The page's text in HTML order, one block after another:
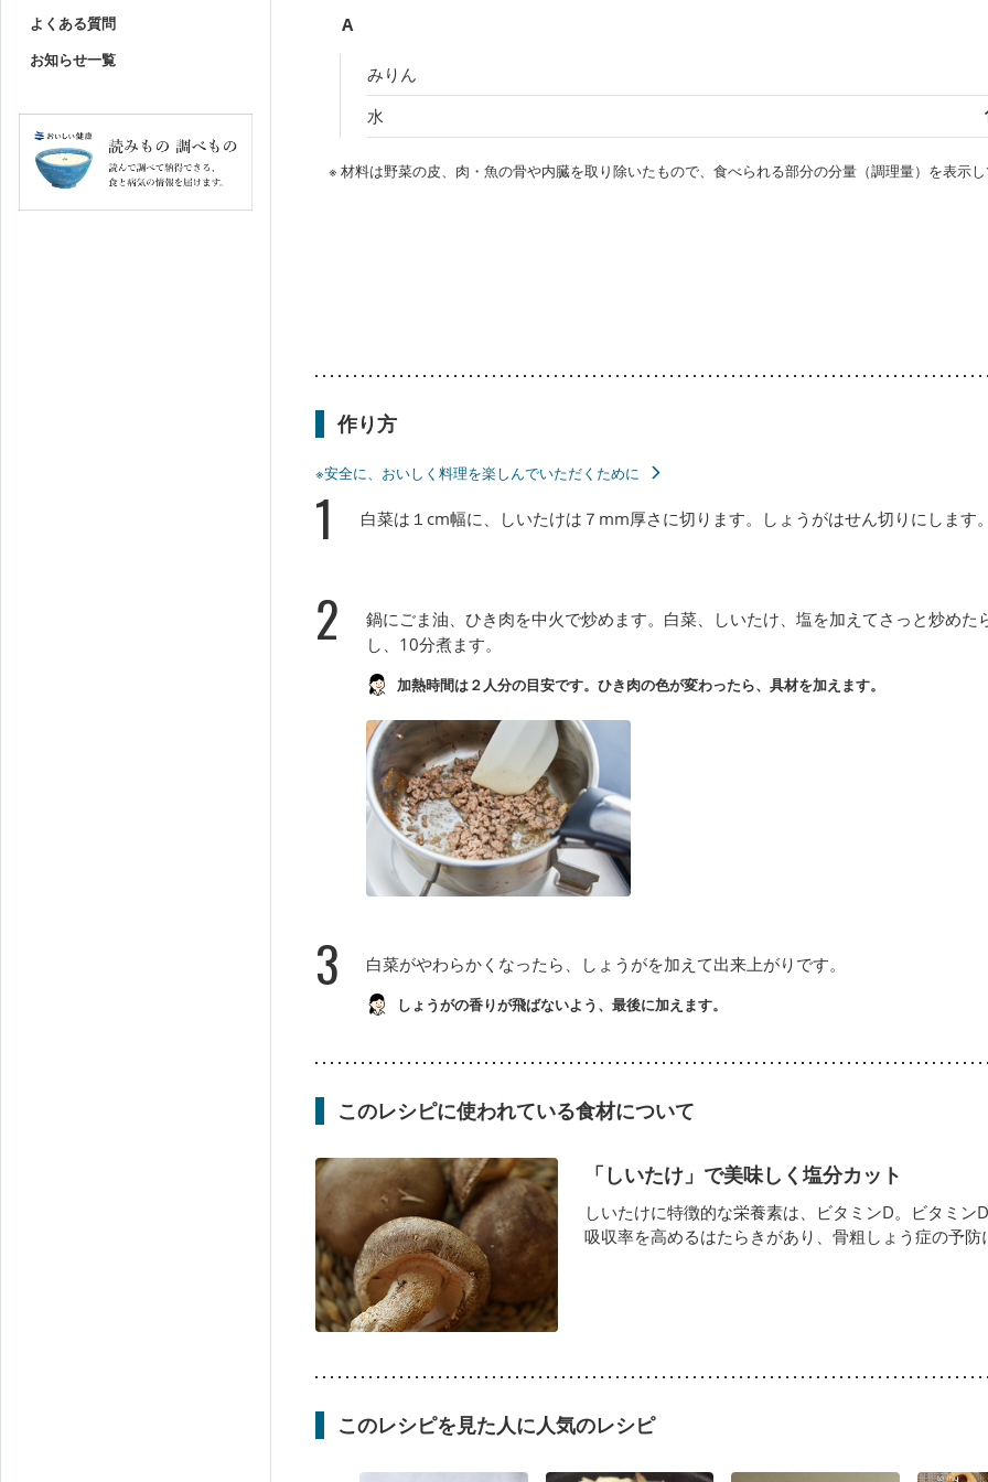
よくある質問
お知らせ一覧
A
みりん
水
※ 材料は野菜の皮、肉・魚の骨や内臓を取り除いたもので、食べられる部分の分量（調理量）を表示し
作り方
※安全に、おいしく料理を楽しんでいただくために
1 白菜は１cm幅に、しいたけは７mm厚さに切ります。しょうがはせん切りにします。
2
鍋にごま油、ひき肉を中火で炒めます。白菜、しいたけ、塩を加えてさっと炒めた
し、10分煮ます。
加熱時間は２人分の目安です。ひき肉の色が変わったら、具材を加えます。
3 白菜がやわらかくなったら、しょうがを加えて出来上がりです。
しょうがの香りが飛ばないよう、最後に加えます。
このレシピに使われている食材について
「しいたけ」で美味しく塩分カット
しいたけに特徴的な栄養素は、ビタミンD。ビタミン
吸収率を高めるはたらきがあり、骨粗しょう症の予防
このレシピを見た人に人気のレシピ